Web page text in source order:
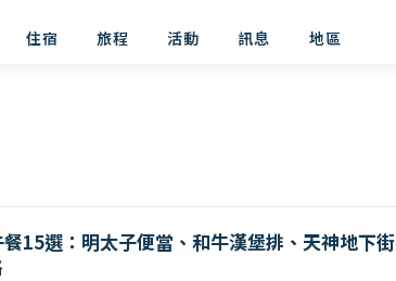
住宿 旅程 活動 訊息 地區
餐15選：明太子便當、和牛漢堡排、天神地下街